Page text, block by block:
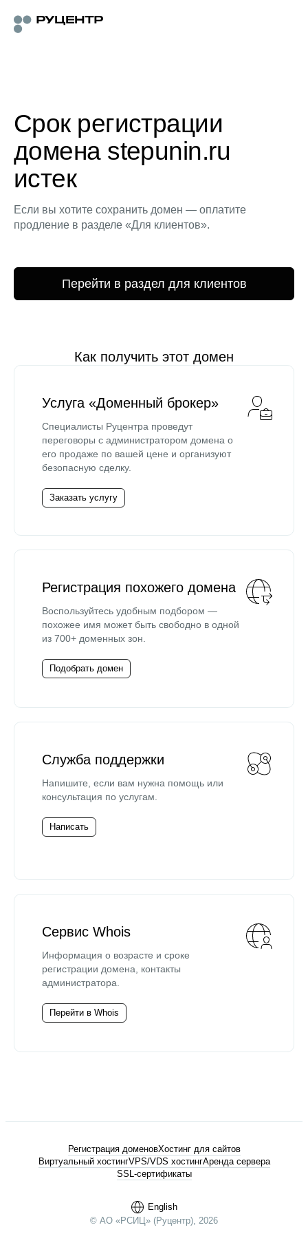
Срок регистрации
домена stepunin.ru
истек
Если вы хотите сохранить домен — оплатите
продление в разделе «Для клиентов».
Перейти в раздел для клиентов
Как получить этот домен
Услуга «Доменный брокер»
Специалисты Руцентра проведут
переговоры с администратором домена о
его продаже по вашей цене и организуют
безопасную сделку.
Заказать услугу
Регистрация похожего домена
Воспользуйтесь удобным подбором —
похожее имя может быть свободно в одной
из 700+ доменных зон.
Подобрать домен
Служба поддержки
Напишите, если вам нужна помощь или
консультация по услугам.
Написать
Сервис Whois
Информация о возрасте и сроке
регистрации домена, контакты
администратора.
Перейти в Whois
English
© АО «РСИЦ» (Руцентр), 2026
Регистрация доменовХостинг для сайтов
Виртуальный хостингVPS/VDS хостингАренда сервера
SSL-сертификаты